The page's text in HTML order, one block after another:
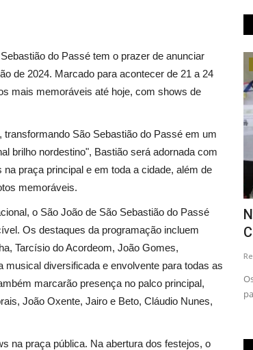
do Passé tem o prazer de anunciar
de 2024. Marcado para acontecer de 21 a 24
mais memoráveis até hoje, com shows de
São Sebastião do Passé em um
brilho nordestino", Bastião será adornada com
praça principal e em toda a cidade, além de
memoráveis.
o São João de São Sebastião do Passé
Os destaques da programação incluem
Tarcísio do Acordeom, João Gomes,
musical diversificada e envolvente para todas as
marcarão presença no palco principal,
João Oxente, Jairo e Beto, Cláudio Nunes,
na praça pública. Na abertura dos festejos, o
» Escola Família Batista no
Baiano de...
Redação Oradião May 10, 2021
alunos da Escola Família Batista, foram classificados para
participarem do Campeonato...